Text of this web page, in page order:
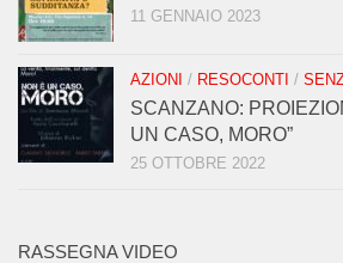
11 GENNAIO 2023
AZIONI / RESOCONTI /
SCANZANO:
UN CASO, MORO”
25 OTTOBRE 2022
RASSEGNA VIDEO